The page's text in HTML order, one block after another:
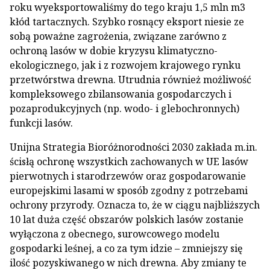
roku wyeksportowaliśmy do tego kraju 1,5 mln m3
kłód tartacznych. Szybko rosnący eksport niesie ze
sobą poważne zagrożenia, związane zarówno z
ochroną lasów w dobie kryzysu klimatyczno-
ekologicznego, jak i z rozwojem krajowego rynku
przetwórstwa drewna. Utrudnia również możliwość
kompleksowego zbilansowania gospodarczych i
pozaprodukcyjnych (np. wodo- i glebochronnych)
funkcji lasów.
Unijna Strategia Bioróżnorodności 2030 zakłada m.in.
ścisłą ochronę wszystkich zachowanych w UE lasów
pierwotnych i starodrzewów oraz gospodarowanie
europejskimi lasami w sposób zgodny z potrzebami
ochrony przyrody. Oznacza to, że w ciągu najbliższych
10 lat duża część obszarów polskich lasów zostanie
wyłączona z obecnego, surowcowego modelu
gospodarki leśnej, a co za tym idzie – zmniejszy się
ilość pozyskiwanego w nich drewna. Aby zmiany te